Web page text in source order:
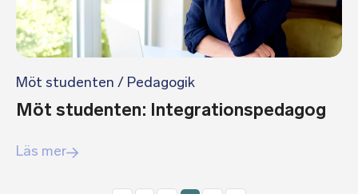
Möt studenten / Pedagogik
Möt studenten: Integrationspedagog
Läs mer